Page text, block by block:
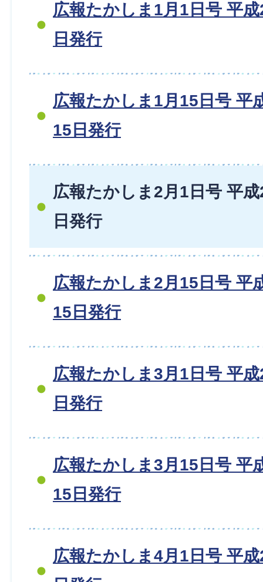
広報たかしま1月1日号 平
日発行
広報たかしま1月15日号 平
15日発行
広報たかしま2月1日号 平
日発行
広報たかしま2月15日号 平
15日発行
広報たかしま3月1日号 平
日発行
広報たかしま3月15日号 平
15日発行
広報たかしま4月1日号 平